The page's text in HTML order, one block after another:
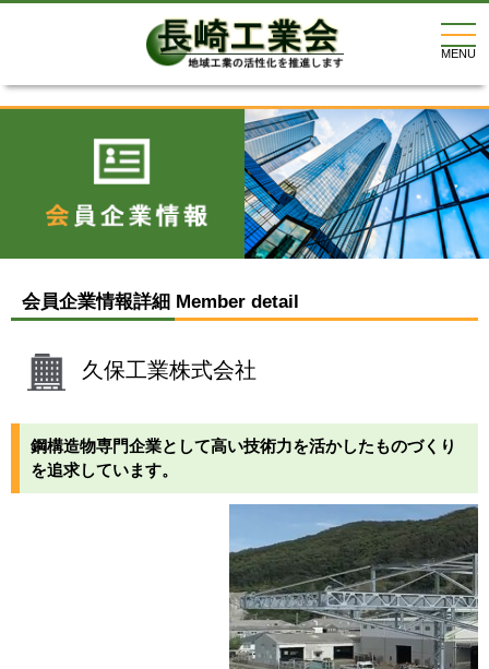
MENU
会員企業情報詳細 Member detail
久保工業株式会社
鋼構造物専門企業として高い技術力を活かしたものづくり
を追求しています。